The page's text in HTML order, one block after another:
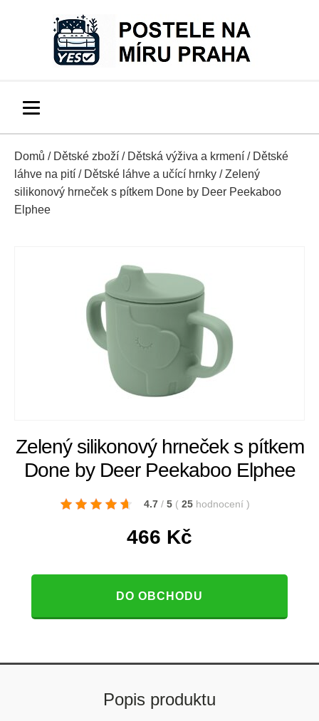
Domů / Dětské zboží / Dětská výživa a krmení / Dětské
láhve na pití / Dětské láhve a učící hrnky / Zelený
silikonový hrneček s pítkem Done by Deer Peekaboo
Elphee
Zelený silikonový hrneček s pítkem
Done by Deer Peekaboo Elphee
4.7 / 5 ( 25 hodnocení )
466 Kč
DO OBCHODU
Popis produktu